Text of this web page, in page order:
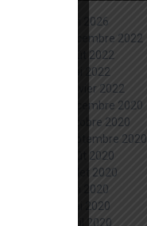
juin 2026
décembre 2022
août 2022
mai 2022
janvier 2022
décembre 2020
octobre 2020
septembre 2020
août 2020
juillet 2020
juin 2020
mai 2020
avril 2020